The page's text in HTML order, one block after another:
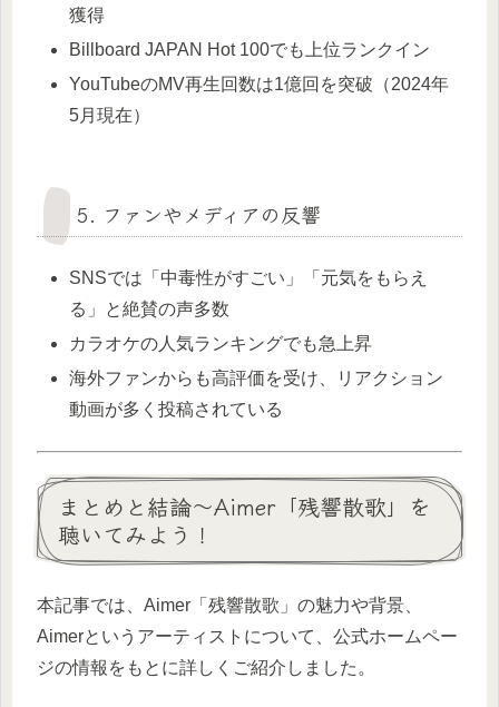
獲得
Billboard JAPAN Hot 100でも上位ランクイン
YouTubeのMV再生回数は1億回を突破（2024年
5月現在）
5. ファンやメディアの反響
SNSでは「中毒性がすごい」「元気をもらえ
る」と絶賛の声多数
カラオケの人気ランキングでも急上昇
海外ファンからも高評価を受け、リアクション
動画が多く投稿されている
まとめと結論～Aimer「残響散歌」を
聴いてみよう！
本記事では、Aimer「残響散歌」の魅力や背景、
Aimerというアーティストについて、公式ホームペー
ジの情報をもとに詳しくご紹介しました。